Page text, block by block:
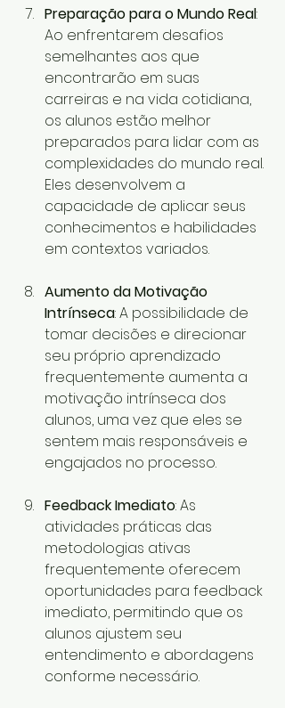
Preparação para o Mundo Real:
Ao enfrentarem desafios
semelhantes aos que
encontrarão em suas
carreiras e na vida cotidiana,
os alunos estão melhor
preparados para lidar com as
complexidades do mundo real.
Eles desenvolvem a
capacidade de aplicar seus
conhecimentos e habilidades
em contextos variados.
Aumento da Motivação
Intrínseca: A possibilidade de
tomar decisões e direcionar
seu próprio aprendizado
frequentemente aumenta a
motivação intrínseca dos
alunos, uma vez que eles se
sentem mais responsáveis e
engajados no processo.
Feedback Imediato: As
atividades práticas das
metodologias ativas
frequentemente oferecem
oportunidades para feedback
imediato, permitindo que os
alunos ajustem seu
entendimento e abordagens
conforme necessário.